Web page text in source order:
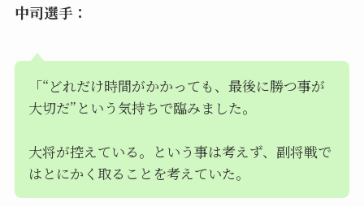
中司選手：
「“どれだけ時間がかかっても、最後に勝つ事が
大切だ”という気持ちで臨みました。
大将が控えている。という事は考えず、副将戦で
はとにかく取ることを考えていた。